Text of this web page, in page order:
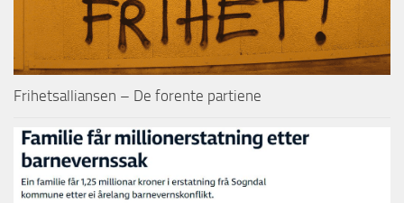
Frihetsalliansen – De forente partiene